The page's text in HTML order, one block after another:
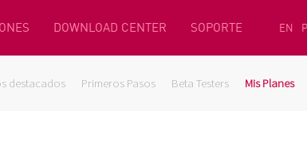
DOWNLOAD CENTER SOPORTE EN
destacados Primeros Pasos Beta Testers Mis Planes